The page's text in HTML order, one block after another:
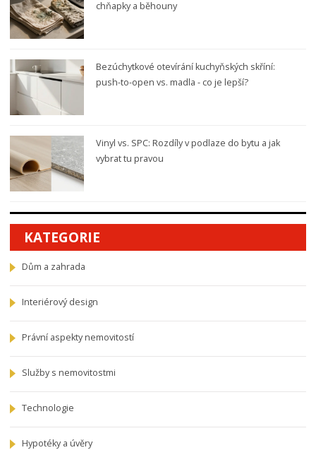
chňapky a běhouny
Bezúchytkové otevírání kuchyňských skříní:
push-to-open vs. madla - co je lepší?
Vinyl vs. SPC: Rozdíly v podlaze do bytu a jak
vybrat tu pravou
KATEGORIE
Dům a zahrada
Interiérový design
Právní aspekty nemovitostí
Služby s nemovitostmi
Technologie
Hypotéky a úvěry